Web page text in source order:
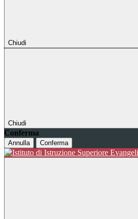
Chiudi
Chiudi
Conferma
Annulla Conferma